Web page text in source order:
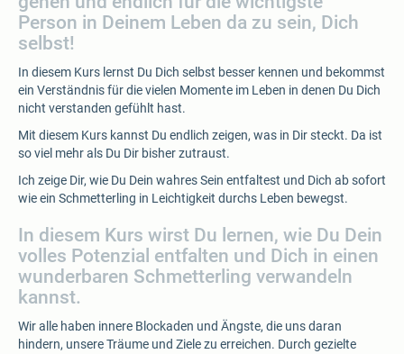
Person in Deinem Leben da zu sein, Dich
selbst!
In diesem Kurs lernst Du Dich selbst besser kennen und bekommst
ein Verständnis für die vielen Momente im Leben in denen Du Dich
nicht verstanden gefühlt hast.
Mit diesem Kurs kannst Du endlich zeigen, was in Dir steckt. Da ist
so viel mehr als Du Dir bisher zutraust.
Ich zeige Dir, wie Du Dein wahres Sein entfaltest und Dich ab sofort
wie ein Schmetterling in Leichtigkeit durchs Leben bewegst.
In diesem Kurs wirst Du lernen, wie Du Dein
volles Potenzial entfalten und Dich in einen
wunderbaren Schmetterling verwandeln
kannst.
Wir alle haben innere Blockaden und Ängste, die uns daran
hindern, unsere Träume und Ziele zu erreichen. Durch gezielte